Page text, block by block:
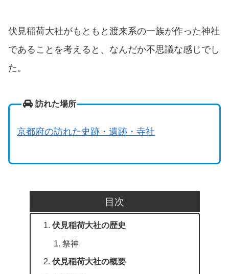
伏見稲荷大社がもともと渡来系の一族が作った神社
であることを考えると、なんだか不思議な感じでし
た。
訪れた場所
京都府の訪れた史跡・遺跡・寺社
目次
伏見稲荷大社の歴史
祭神
伏見稲荷大社の概要